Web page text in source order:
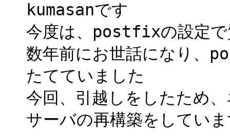
kumasanです
今度は、postfixの設定で
数年前にお世話になり
たてていました
今回、引越しをしたため
サーバの再構築をしてい